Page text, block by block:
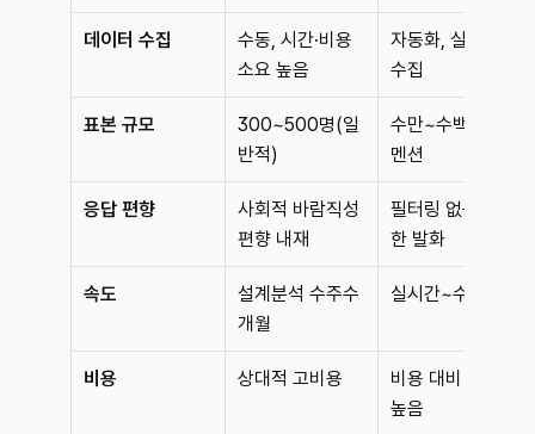
데이터 수집
수동, 시간·비용
소요 높음
자동화, 실시간
수집
표본 규모
300~500명(일
반적)
수만~수백만 건
멘션
응답 편향
사회적 바람직성
편향 내재
필터링 없는 솔직
한 발화
속도
설계분석 수주수
개월
실시간~수시간
비용 상대적 고비용
비용 대비 효과
높음